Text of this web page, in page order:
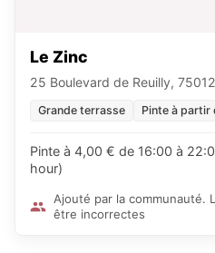
Le Zinc
25 Boulevard de Reuilly,
Grande terrasse Pinte à partir
Pinte à 4,00 € de 16:00 à
hour)
Ajouté par la communauté.
être incorrectes